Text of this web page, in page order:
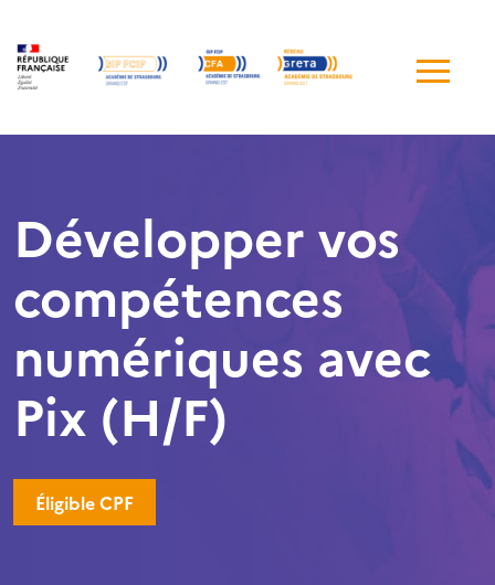
de
Développer vos
compétences
numériques avec
Pix (H/F)
Éligible CPF